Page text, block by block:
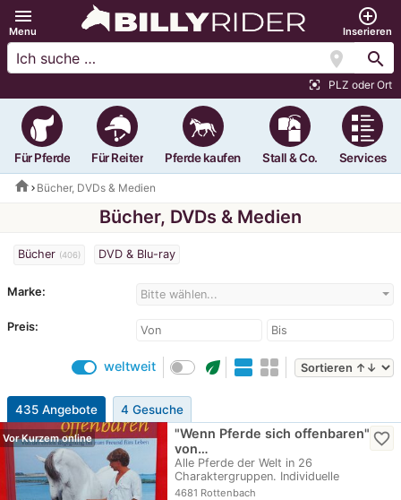
menu
Menu
add_circle_outline
Inserieren
location_on search
center_focus_strong PLZ oder Ort
Für Pferde Für Reiter Pferde kaufen Stall & Co. Services
home Bücher, DVDs & Medien
Bücher, DVDs & Medien
Bücher (406) DVD & Blu-ray
Marke: Bitte wählen...
Preis:
weltweit eco
435 Angebote 4 Gesuche
Vor Kurzem online
"Wenn Pferde sich offenbaren"
von…
Alle Pferde der Welt in 26
Charaktergruppen. Individuelle
Beschreibungen und präzise…
4681 Rottenbach
favorite_border